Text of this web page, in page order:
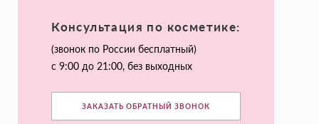
Консультация по косметике:
(звонок по России бесплатный)
с 9:00 до 21:00, без выходных
ЗАКАЗАТЬ ОБРАТНЫЙ ЗВОНОК